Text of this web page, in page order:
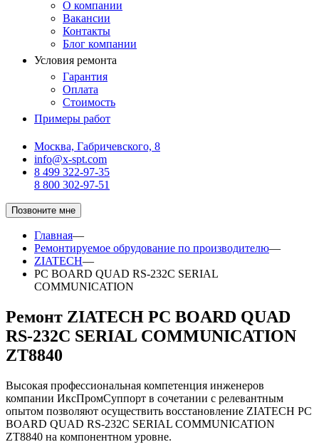
О компании
Вакансии
Контакты
Блог компании
Условия ремонта
Гарантия
Оплата
Стоимость
Примеры работ
Москва, Габричевского, 8
info@x-spt.com
8 499 322-97-35
8 800 302-97-51
Позвоните мне
Главная—
Ремонтируемое обрудование по производителю—
ZIATECH—
PC BOARD QUAD RS-232C SERIAL
COMMUNICATION
Ремонт ZIATECH PC BOARD QUAD
RS-232C SERIAL COMMUNICATION
ZT8840
Высокая профессиональная компетенция инженеров
компании ИксПромСуппорт в сочетании с релевантным
опытом позволяют осуществить восстановление ZIATECH PC
BOARD QUAD RS-232C SERIAL COMMUNICATION
ZT8840 на компонентном уровне.